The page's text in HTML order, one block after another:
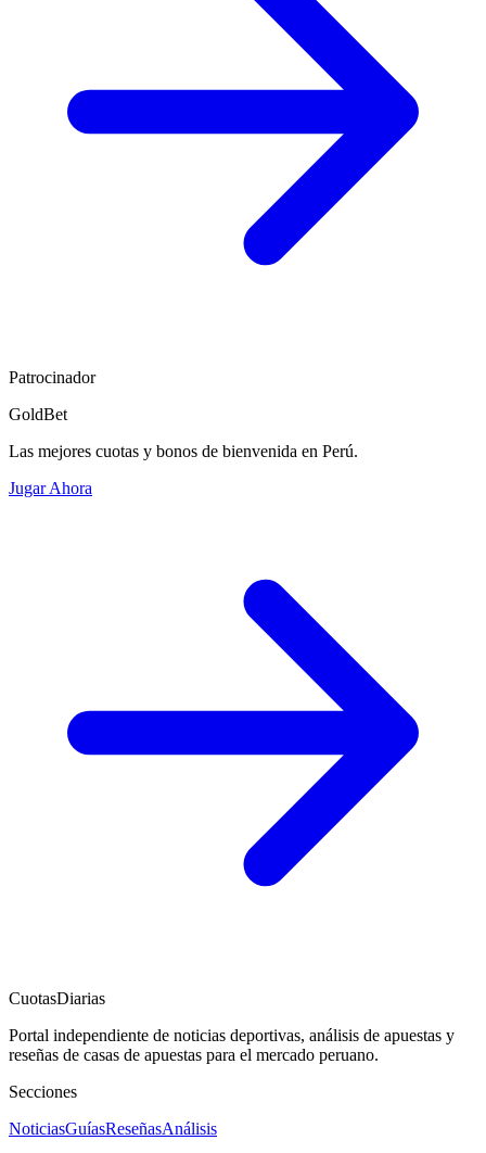
Patrocinador
GoldBet
Las mejores cuotas y bonos de bienvenida en Perú.
Jugar Ahora
CuotasDiarias
Portal independiente de noticias deportivas, análisis de apuestas y
reseñas de casas de apuestas para el mercado peruano.
Secciones
NoticiasGuíasReseñasAnálisis